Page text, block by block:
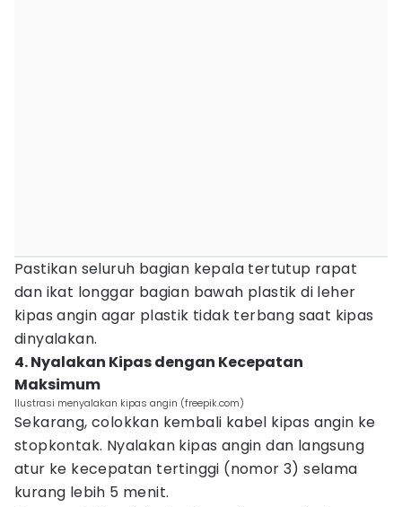
Pastikan seluruh bagian kepala tertutup rapat
dan ikat longgar bagian bawah plastik di leher
kipas angin agar plastik tidak terbang saat kipas
dinyalakan.
4. Nyalakan Kipas dengan Kecepatan
Maksimum
Ilustrasi menyalakan kipas angin (freepik.com)
Sekarang, colokkan kembali kabel kipas angin ke
stopkontak. Nyalakan kipas angin dan langsung
atur ke kecepatan tertinggi (nomor 3) selama
kurang lebih 5 menit.